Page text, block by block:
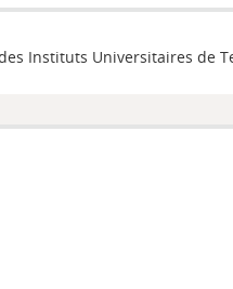
Instituts Universitaires de